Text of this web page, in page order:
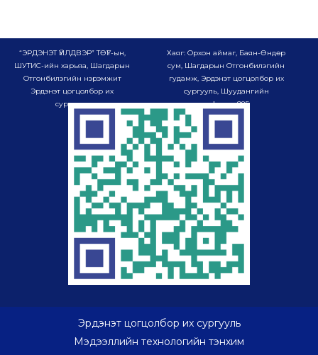
“ЭРДЭНЭТ ҮЙЛДВЭР” ТӨҮГ-ын,
ШУТИС-ийн харьяа, Шагдарын
Отгонбилэгийн нэрэмжит
Эрдэнэт цогцолбор их
сургууль
Хаяг: Орхон аймаг, Баян-Өндөр
сум, Шагдарын Отгонбилэгийн
гудамж, Эрдэнэт цогцолбор их
сургууль, Шуудангийн
хайрцаг-985
Эрдэнэт цогцолбор их сургууль
Мэдээллийн технологийн тэнхим